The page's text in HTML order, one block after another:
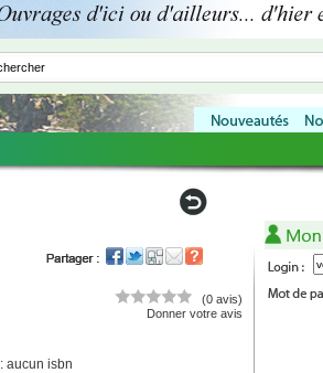
(0 avis)
Donner votre avis
: aucun isbn